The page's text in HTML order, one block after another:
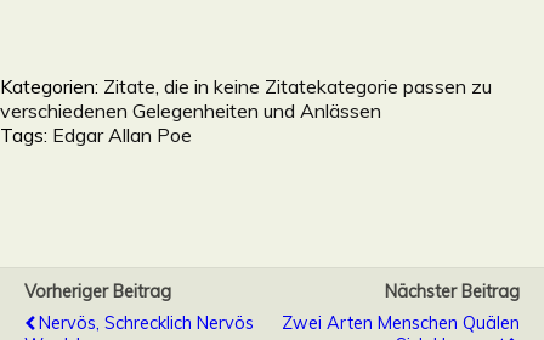
Kategorien: Zitate, die in keine Zitatekategorie passen zu
verschiedenen Gelegenheiten und Anlässen
Tags: Edgar Allan Poe
Vorheriger Beitrag
Nervös, Schrecklich Nervös
Nächster Beitrag
Zwei Arten Menschen Quälen